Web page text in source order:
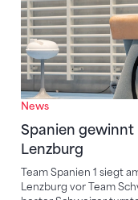
News
Spanien gewinnt
Lenzburg
Team Spanien 1 siegt
Lenzburg vor Team